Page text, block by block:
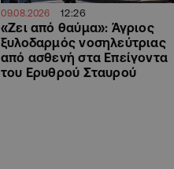
09.08.2026 12:26
«Ζει από θαύμα»: Άγριος
ξυλοδαρμός νοσηλεύτριας
από ασθενή στα Επείγοντα
του Ερυθρού Σταυρού